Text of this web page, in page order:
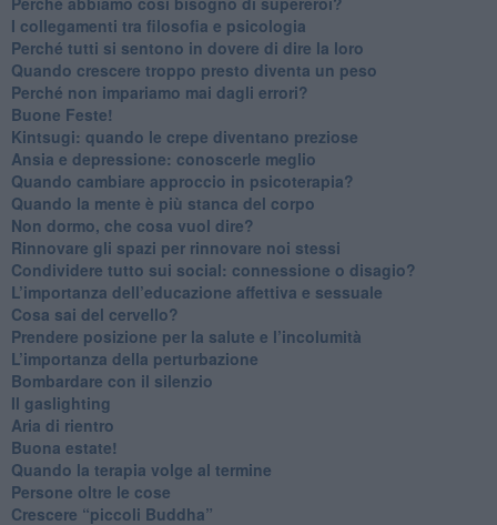
​I collegamenti tra filosofia e psicologia
​Perché tutti si sentono in dovere di dire la loro
​Quando crescere troppo presto diventa un peso
​Perché non impariamo mai dagli errori?
​Buone Feste!
​Kintsugi: quando le crepe diventano preziose
Ansia e depressione: conoscerle meglio
Quando cambiare approccio in psicoterapia?
​Quando la mente è più stanca del corpo
Non dormo, che cosa vuol dire?
​Rinnovare gli spazi per rinnovare noi stessi
​Condividere tutto sui social: connessione o disagio?
​L’importanza dell’educazione affettiva e sessuale
​Cosa sai del cervello?
Prendere posizione per la salute e l’incolumità
L’importanza della perturbazione
​Bombardare con il silenzio
Il gaslighting
Aria di rientro
Buona estate!
​Quando la terapia volge al termine
​Persone oltre le cose
​Crescere “piccoli Buddha”